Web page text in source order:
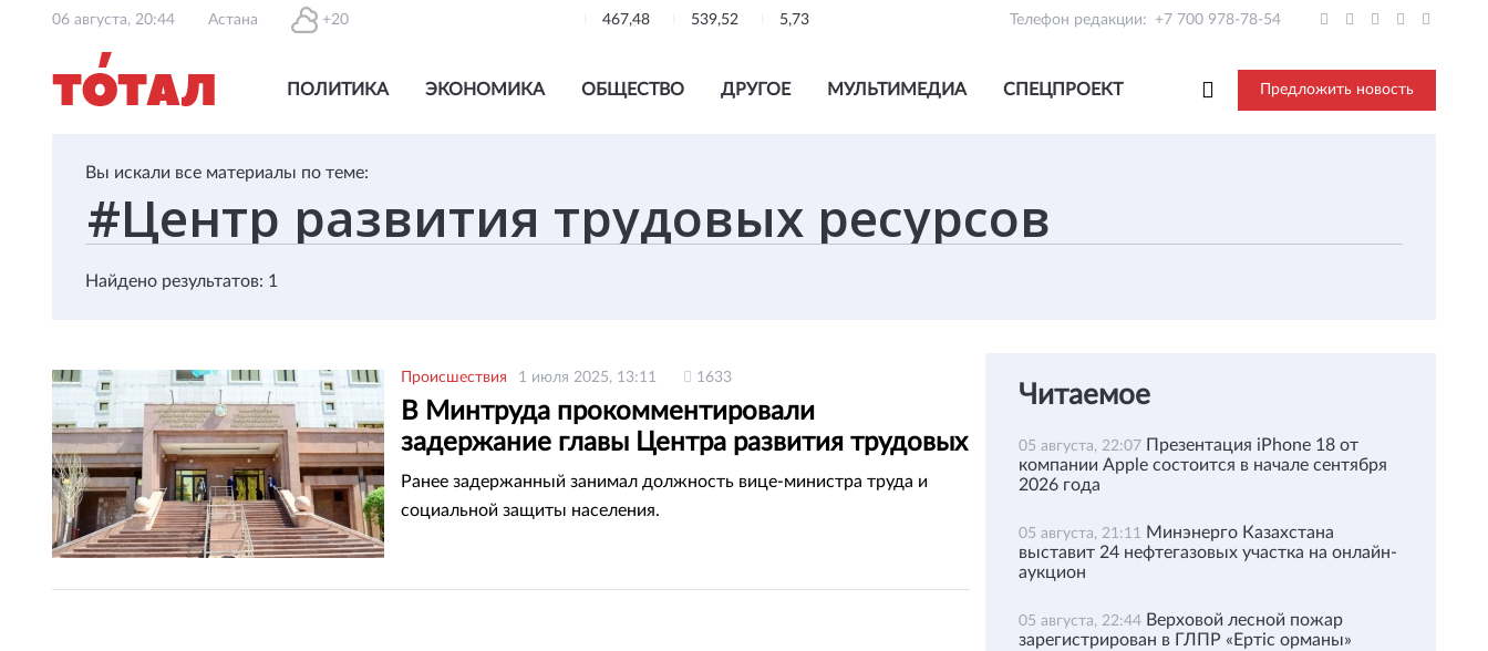
06 августа, 20:44 Астана +20 467,48 539,52 5,73 Телефон редакции: +7 700 978-78-54
ПОЛИТИКА ЭКОНОМИКА ОБЩЕСТВО ДРУГОЕ МУЛЬТИМЕДИА СПЕЦПРОЕКТ Предложить новость
Вы искали все материалы по теме:
Найдено результатов: 1
Происшествия 1 июля 2025, 13:11 1633
В Минтруда прокомментировали
задержание главы Центра развития трудовых
ресурсов
Ранее задержанный занимал должность вице-министра труда и
социальной защиты населения.
Читаемое
05 августа, 22:07 Презентация iPhone 18 от
компании Apple состоится в начале сентября
2026 года
05 августа, 21:11 Минэнерго Казахстана
выставит 24 нефтегазовых участка на онлайн-
аукцион
05 августа, 22:44 Верховой лесной пожар
зарегистрирован в ГЛПР «Ертіс орманы»